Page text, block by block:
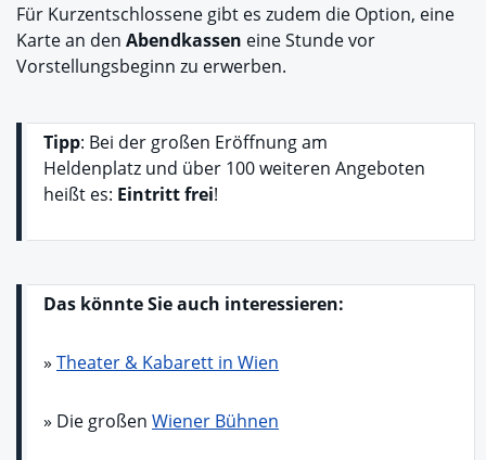
Für Kurzentschlossene gibt es zudem die Option, eine
Karte an den Abendkassen eine Stunde vor
Vorstellungsbeginn zu erwerben.
Tipp: Bei der großen Eröffnung am
Heldenplatz und über 100 weiteren Angeboten
heißt es: Eintritt frei!
Das könnte Sie auch interessieren:
» Theater & Kabarett in Wien
» Die großen Wiener Bühnen